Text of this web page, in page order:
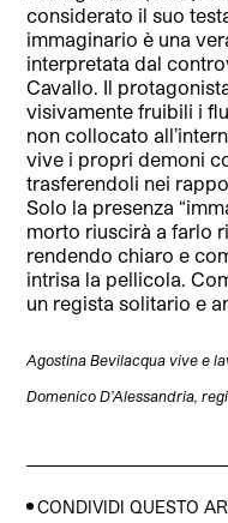
considerato il suo
immaginario è una
interpretata dal
Cavallo. Il
visivamente fruibili i
non collocato
vive i propri demoni
trasferendoli nei
Solo la presenza
morto riuscirà a farlo
rendendo chiaro e
intrisa la pellicola.
un regista solitario e
Agostina Bevilacqua vive e
Domenico D’Alessandria,
CONDIVIDI QUESTO